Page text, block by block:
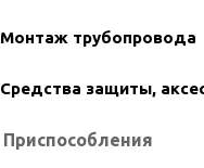
Монтаж трубопровода
Средства защиты,
Приспособления